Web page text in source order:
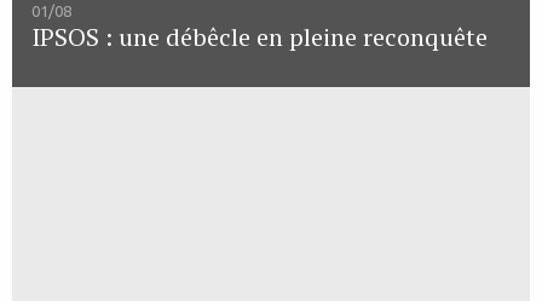
01/08
IPSOS : une débêcle en pleine reconquête